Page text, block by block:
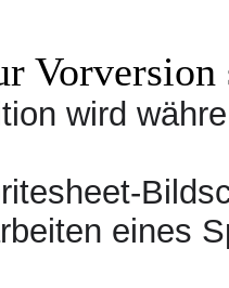
Vorversion
wird
eines